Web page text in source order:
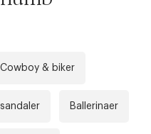
Cowboy & biker
Ballerinaer